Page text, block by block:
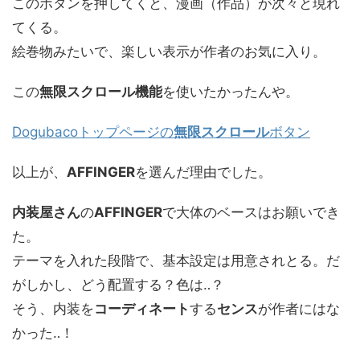
てくる。
絵巻物みたいで、楽しい表示が作者のお気に入り。
この無限スクロール機能を使いたかったんや。
Dogubacoトップページの無限スクロールボタン
以上が、 AFFINGERを選んだ理由でした。
内装屋さんのAFFINGERで大体のベースはお願いでき
た。
テーマを入れた段階で、基本設定は用意されとる。だ
がしかし、どう配置する？色は‥？
そう、内装をコーディネートするセンスが作者にはな
かった‥！